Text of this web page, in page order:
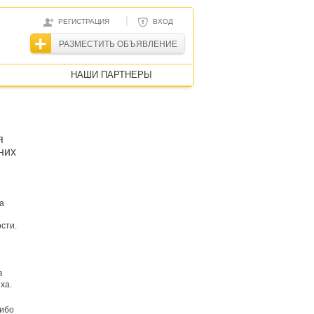
РЕГИСТРАЦИЯ | ВХОД
РАЗМЕСТИТЬ ОБЪЯВЛЕНИЕ
НАШИ ПАРТНЕРЫ